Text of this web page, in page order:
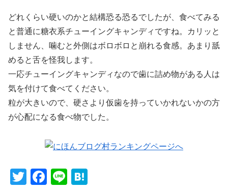
どれくらい硬いのかと結構恐る恐るでしたが、食べてみる
と普通に糖衣系チューイングキャンディですね。カリッと
しません、噛むと外側はボロボロと崩れる食感。あまり舐
めると舌を怪我します。
一応チューイングキャンディなので歯に詰め物がある人は
気を付けて食べてください。
粒が大きいので、硬さより仮歯を持っていかれないかの方
が心配になる食べ物でした。
T
F
Li